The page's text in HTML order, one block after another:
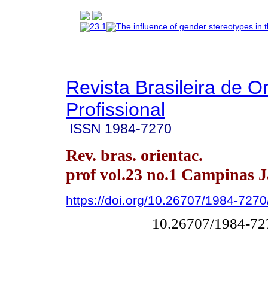
Revista Brasileira de
Profissional
ISSN 1984-7270
Rev. bras. orientac.
prof vol.23 no.1 Campinas
https://doi.org/10.26707/1984-
10.26707/1984-